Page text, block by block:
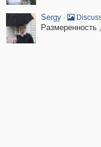
Sergy ·